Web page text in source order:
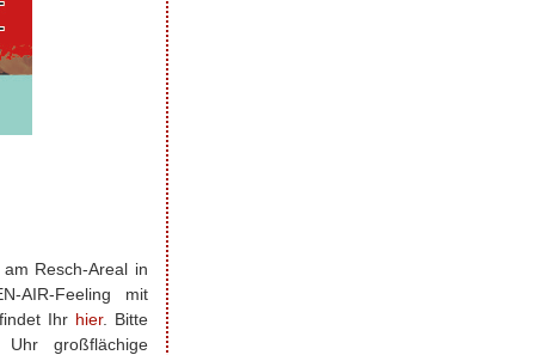
Resch-Areal in
AIR-Feeling mit
Ihr hier. Bitte
großflächige